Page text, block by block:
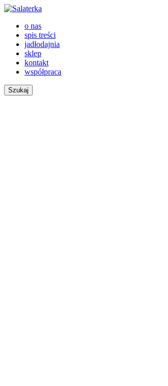
o nas
spis treści
jadłodajnia
sklep
kontakt
współpraca
Szukaj